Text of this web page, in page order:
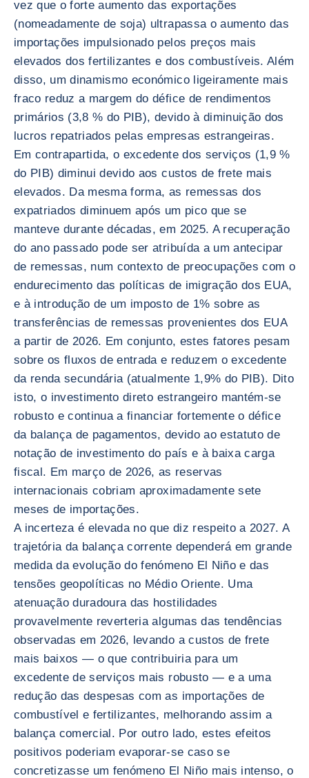
vez que o forte aumento das exportações
(nomeadamente de soja) ultrapassa o aumento das
importações impulsionado pelos preços mais
elevados dos fertilizantes e dos combustíveis. Além
disso, um dinamismo económico ligeiramente mais
fraco reduz a margem do défice de rendimentos
primários (3,8 % do PIB), devido à diminuição dos
lucros repatriados pelas empresas estrangeiras.
Em contrapartida, o excedente dos serviços (1,9 %
do PIB) diminui devido aos custos de frete mais
elevados. Da mesma forma, as remessas dos
expatriados diminuem após um pico que se
manteve durante décadas, em 2025. A recuperação
do ano passado pode ser atribuída a um antecipar
de remessas, num contexto de preocupações com o
endurecimento das políticas de imigração dos EUA,
e à introdução de um imposto de 1% sobre as
transferências de remessas provenientes dos EUA
a partir de 2026. Em conjunto, estes fatores pesam
sobre os fluxos de entrada e reduzem o excedente
da renda secundária (atualmente 1,9% do PIB). Dito
isto, o investimento direto estrangeiro mantém-se
robusto e continua a financiar fortemente o défice
da balança de pagamentos, devido ao estatuto de
notação de investimento do país e à baixa carga
fiscal. Em março de 2026, as reservas
internacionais cobriam aproximadamente sete
meses de importações.
A incerteza é elevada no que diz respeito a 2027. A
trajetória da balança corrente dependerá em grande
medida da evolução do fenómeno El Niño e das
tensões geopolíticas no Médio Oriente. Uma
atenuação duradoura das hostilidades
provavelmente reverteria algumas das tendências
observadas em 2026, levando a custos de frete
mais baixos — o que contribuiria para um
excedente de serviços mais robusto — e a uma
redução das despesas com as importações de
combustível e fertilizantes, melhorando assim a
balança comercial. Por outro lado, estes efeitos
positivos poderiam evaporar-se caso se
concretizasse um fenómeno El Niño mais intenso, o